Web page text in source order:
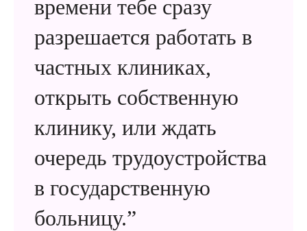
времени тебе сразу
разрешается работать в
частных клиниках,
открыть собственную
клинику, или ждать
очередь трудоустройства
в государственную
больницу.”